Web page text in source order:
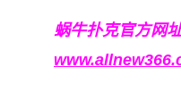
蜗牛扑克官方网